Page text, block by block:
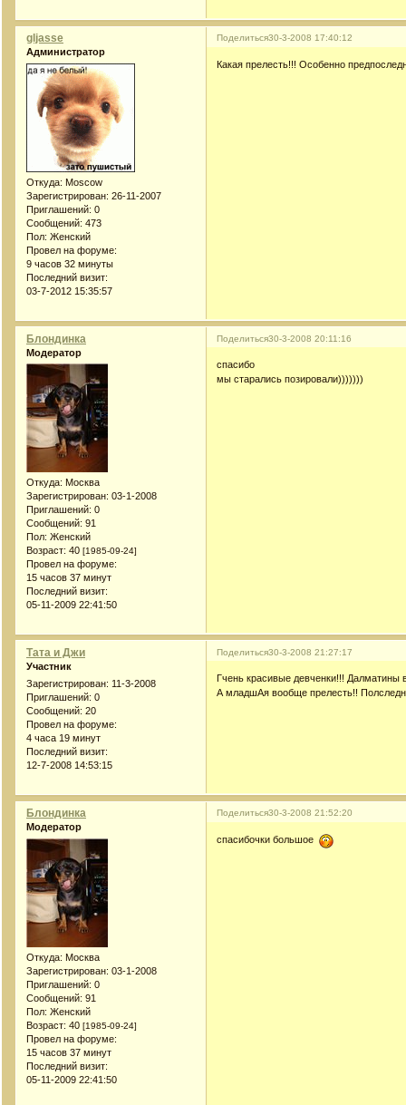
Поделиться30-3-2008 17:40:12
gljasse
Администратор
Откуда: Moscow
Зарегистрирован: 26-11-2007
Приглашений: 0
Сообщений: 473
Пол: Женский
Провел на форуме:
9 часов 32 минуты
Последний визит:
03-7-2012 15:35:57
Какая прелесть!!! Особенно
Поделиться30-3-2008 20:11:16
Блондинка
Модератор
Откуда: Москва
Зарегистрирован: 03-1-2008
Приглашений: 0
Сообщений: 91
Пол: Женский
Возраст: 40 [1985-09-24]
Провел на форуме:
15 часов 37 минут
Последний визит:
05-11-2009 22:41:50
спасибо
мы старались позировали)))))))
Поделиться30-3-2008 21:27:17
Тата и Джи
Участник
Зарегистрирован: 11-3-2008
Приглашений: 0
Сообщений: 20
Провел на форуме:
4 часа 19 минут
Последний визит:
12-7-2008 14:53:15
Гчень красивые девченки!!! Далматины
А младшАя вообще прелесть!!
Поделиться30-3-2008 21:52:20
Блондинка
Модератор
Откуда: Москва
Зарегистрирован: 03-1-2008
Приглашений: 0
Сообщений: 91
Пол: Женский
Возраст: 40 [1985-09-24]
Провел на форуме:
15 часов 37 минут
Последний визит:
05-11-2009 22:41:50
спасибочки большое